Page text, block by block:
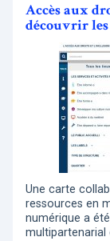
Accès aux
découvrir
Une carte
ressources en
numérique a
multipartenarial